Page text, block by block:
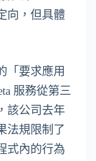
向，但具體
「要求應用
服務從第三
該公司去年
法規限制了
式內的行為